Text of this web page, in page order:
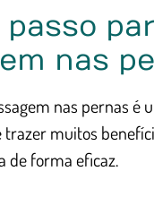
passo
nas
nas pernas é
muitos
de forma eficaz.